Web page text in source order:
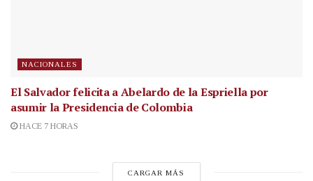
NACIONALES
El Salvador felicita a Abelardo de la Espriella por
asumir la Presidencia de Colombia
HACE 7 HORAS
CARGAR MÁS